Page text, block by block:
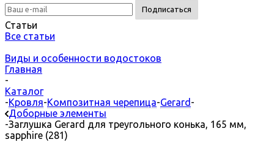
Статьи
Все статьи
Виды и особенности водостоков
Главная
-
Каталог
-Кровля-Композитная черепица-Gerard -
Доборные элементы
-Заглушка Gerard для треугольного конька, 165 мм,
sapphire (281)